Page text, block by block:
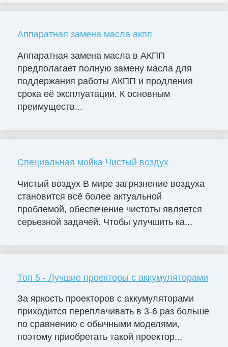
Аппаратная замена масла акпп
Аппаратная замена масла в АКПП
предполагает полную замену масла для
поддержания работы АКПП и продления
срока её эксплуатации. К основным
преимуществ...
Специальная мойка Чистый воздух
Чистый воздух В мире загрязнение воздуха
становится всё более актуальной
проблемой, обеспечение чистоты является
серьезной задачей. Чтобы улучшить ка...
Топ 5 - Лучшие проекторы с аккумуляторами
За яркость проекторов с аккумуляторами
приходится переплачивать в 3-6 раз больше
по сравнению с обычными моделями,
поэтому приобретать такой проектор...